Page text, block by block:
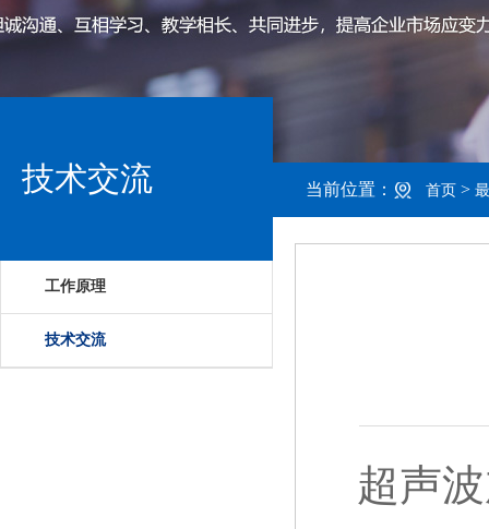
当前位置： 首页 >
技术交流
工作原理
技术交流
超声